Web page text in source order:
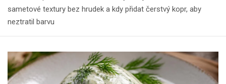
sametové textury bez hrudek a kdy přidat čerstvý kopr, aby
neztratil barvu